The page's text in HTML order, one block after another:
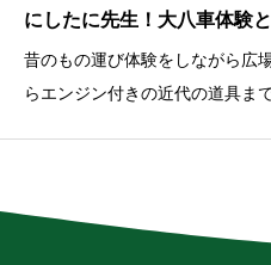
にしたに先生！大八車体験
昔のもの運び体験をしながら広
らエンジン付きの近代の道具ま